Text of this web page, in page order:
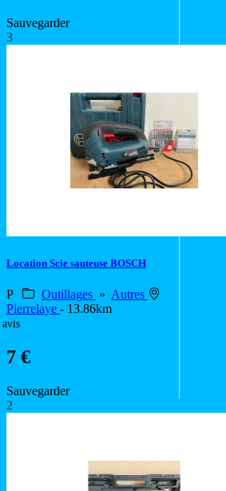
Sauvegarder
3
Location Scie sauteuse BOSCH
P Outillages » Autres
Pierrelaye - 13.86km
avis
7 €
Sauvegarder
2